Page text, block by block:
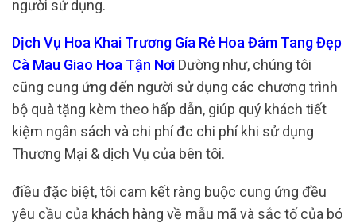
người sử dụng.
Dịch Vụ Hoa Khai Trương Gía Rẻ Hoa Đám Tang Đẹp
Cà Mau Giao Hoa Tận Nơi Dường như, chúng tôi
cũng cung ứng đến người sử dụng các chương trình
bộ quà tặng kèm theo hấp dẫn, giúp quý khách tiết
kiệm ngân sách và chi phí đc chi phí khi sử dụng
Thương Mại & dịch Vụ của bên tôi.
điều đặc biệt, tôi cam kết ràng buộc cung ứng đều
yêu cầu của khách hàng về mẫu mã và sắc tố của bó